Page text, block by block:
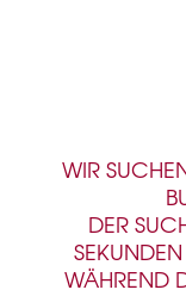
WIR
DER
WÄHREND